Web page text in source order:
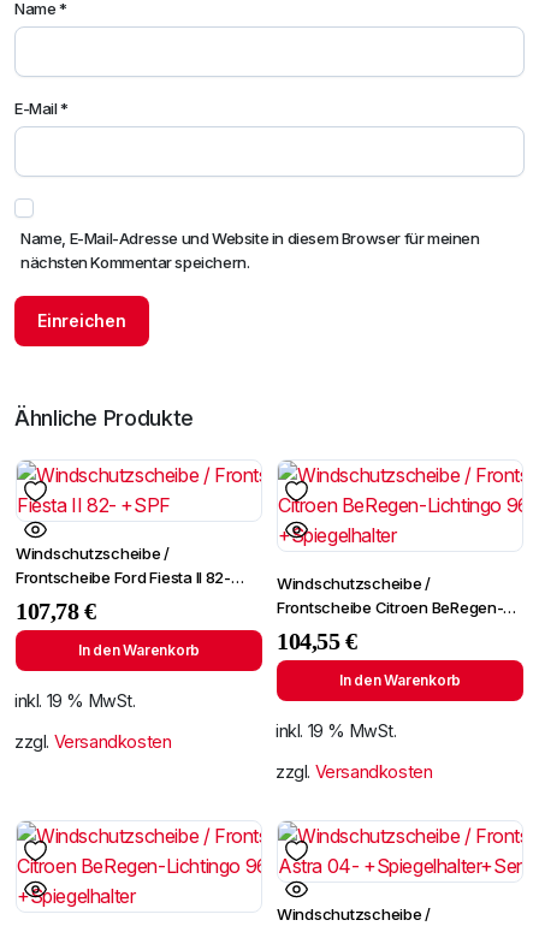
Name*
E-Mail*
Name, E-Mail-Adresse und Website in diesem Browser für meinen
nächsten Kommentar speichern.
Ähnliche Produkte
Windschutzscheibe /
Frontscheibe Ford Fiesta II 82-
+SPF
107,78€
In den Warenkorb
inkl. 19 % MwSt.
zzgl. Versandkosten
Windschutzscheibe /
Frontscheibe Citroen BeRegen-
Lichtingo 96- +Spiegelhalter
104,55€
In den Warenkorb
inkl. 19 % MwSt.
zzgl. Versandkosten
Windschutzscheibe /